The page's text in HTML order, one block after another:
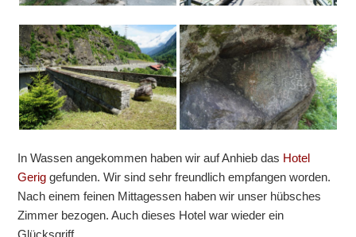
In Wassen angekommen haben wir auf Anhieb das Hotel
Gerig gefunden. Wir sind sehr freundlich empfangen worden.
Nach einem feinen Mittagessen haben wir unser hübsches
Zimmer bezogen. Auch dieses Hotel war wieder ein
Glücksgriff.